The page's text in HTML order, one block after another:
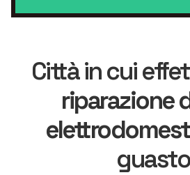
Città in cui
riparazione